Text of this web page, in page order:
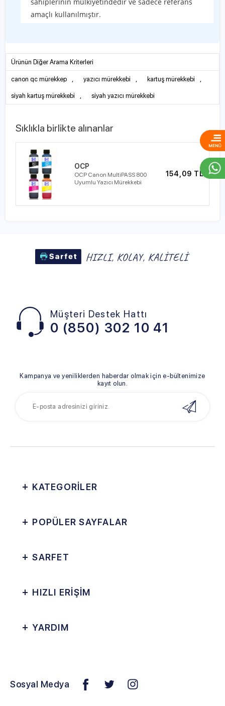
amaçlı kullanılmıştır.
Ürünün Diğer Arama Kriterleri
canon qc mürekkep , yazıcı mürekkebi , kartuş mürekkebi ,
siyah kartuş mürekkebi , siyah yazıcı mürekkebi
Sıklıkla birlikte alınanlar
OCP
OCP Canon MultiPASS 800
Uyumlu Yazıcı Mürekkebi
154,09 TL
Müşteri Destek Hattı
0 (850) 302 10 41
Kampanya ve yeniliklerden haberdar olmak için e-bültenimize
kayıt olun.
KATEGORİLER
POPÜLER SAYFALAR
SARFET
HIZLI ERİŞİM
YARDIM
Sosyal Medya